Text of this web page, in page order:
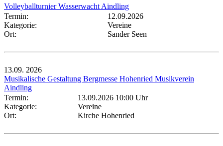
Volleyballturnier Wasserwacht Aindling
Termin:
12.09.2026
Kategorie:
Vereine
Ort:
Sander Seen
13.09. 2026
Musikalische Gestaltung Bergmesse Hohenried Musikverein
Aindling
Termin:
13.09.2026 10:00 Uhr
Kategorie:
Vereine
Ort:
Kirche Hohenried